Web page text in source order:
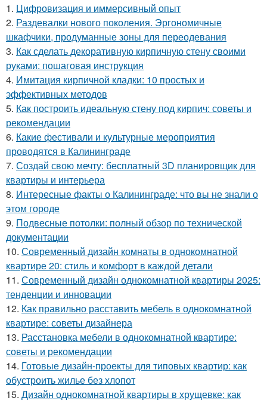
1. Цифровизация и иммерсивный опыт
2. Раздевалки нового поколения. Эргономичные
шкафчики, продуманные зоны для переодевания
3. Как сделать декоративную кирпичную стену своими
руками: пошаговая инструкция
4. Имитация кирпичной кладки: 10 простых и
эффективных методов
5. Как построить идеальную стену под кирпич: советы и
рекомендации
6. Какие фестивали и культурные мероприятия
проводятся в Калининграде
7. Создай свою мечту: бесплатный 3D планировщик для
квартиры и интерьера
8. Интересные факты о Калининграде: что вы не знали о
этом городе
9. Подвесные потолки: полный обзор по технической
документации
10. Современный дизайн комнаты в однокомнатной
квартире 20: стиль и комфорт в каждой детали
11. Современный дизайн однокомнатной квартиры 2025:
тенденции и инновации
12. Как правильно расставить мебель в однокомнатной
квартире: советы дизайнера
13. Расстановка мебели в однокомнатной квартире:
советы и рекомендации
14. Готовые дизайн-проекты для типовых квартир: как
обустроить жилье без хлопот
15. Дизайн однокомнатной квартиры в хрущевке: как